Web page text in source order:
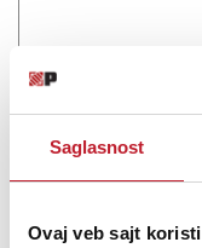
Saglasnost
Ovaj veb sajt
The Marantz Cinema
the new Marantz
or subtle home